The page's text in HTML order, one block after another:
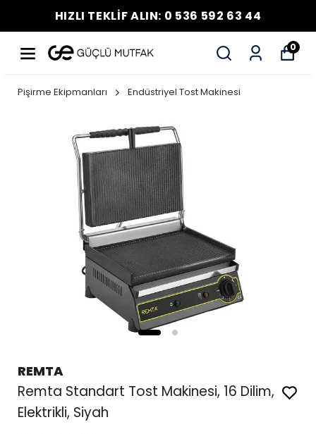
HIZLI TEKLİF ALIN: 0 536 592 63 44
0
Pişirme Ekipmanları Endüstriyel Tost Makinesi
REMTA
Remta Standart Tost Makinesi, 16 Dilim,
Elektrikli, Siyah